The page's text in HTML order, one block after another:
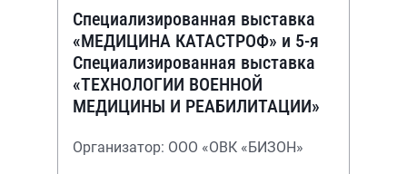
Специализированная выставка
«МЕДИЦИНА КАТАСТРОФ» и 5-я
Специализированная выставка
«ТЕХНОЛОГИИ ВОЕННОЙ
МЕДИЦИНЫ И РЕАБИЛИТАЦИИ»
Организатор: ООО «ОВК «БИЗОН»